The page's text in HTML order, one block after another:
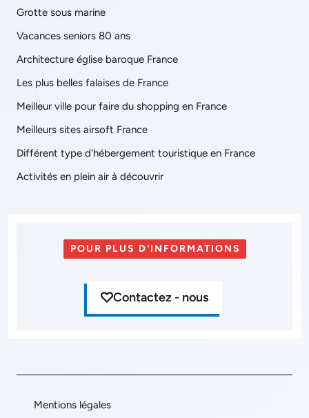
Grotte sous marine
Vacances seniors 80 ans
Architecture église baroque France
Les plus belles falaises de France
Meilleur ville pour faire du shopping en France
Meilleurs sites airsoft France
Différent type d'hébergement touristique en France
Activités en plein air à découvrir
POUR PLUS D'INFORMATIONS
Contactez - nous
Mentions légales